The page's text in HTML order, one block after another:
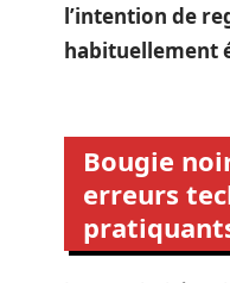
l’intention de
habituellement
Bougie
erreurs